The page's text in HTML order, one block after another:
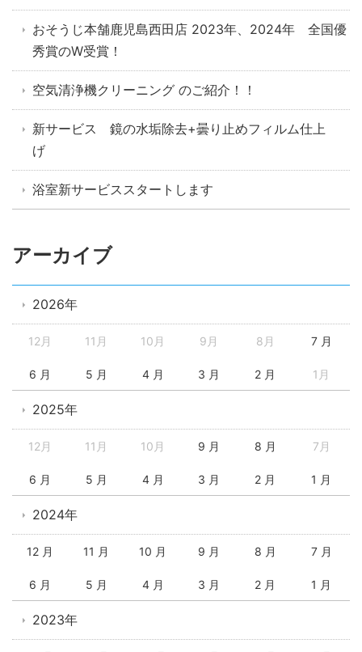
おそうじ本舗鹿児島西田店 2023年、2024年 全国優
秀賞のW受賞！
空気清浄機クリーニング のご紹介！！
新サービス 鏡の水垢除去+曇り止めフィルム仕上
げ
浴室新サービススタートします
アーカイブ
2026年
12月 11月 10月 9月 8月 7 月
6 月 5 月 4 月 3 月 2 月 1月
2025年
12月 11月 10月 9 月 8 月 7月
6 月 5 月 4 月 3 月 2 月 1 月
2024年
12 月 11 月 10 月 9 月 8 月 7 月
6 月 5 月 4 月 3 月 2 月 1 月
2023年